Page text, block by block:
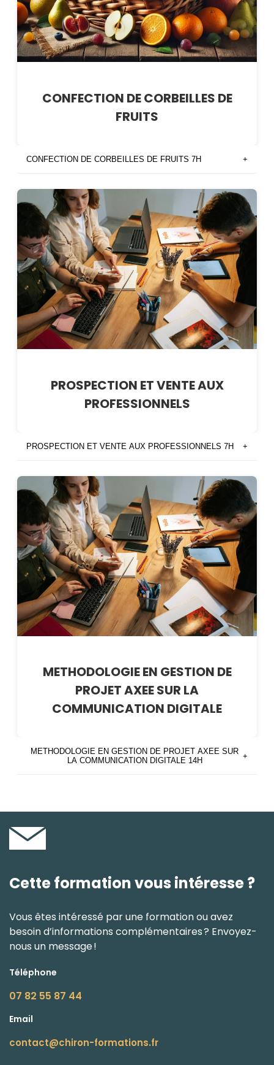
CONFECTION DE CORBEILLES DE
FRUITS
CONFECTION DE CORBEILLES DE FRUITS 7H +
PROSPECTION ET VENTE AUX
PROFESSIONNELS
PROSPECTION ET VENTE AUX PROFESSIONNELS 7H +
METHODOLOGIE EN GESTION DE
PROJET AXEE SUR LA
COMMUNICATION DIGITALE
METHODOLOGIE EN GESTION DE PROJET AXEE SUR
LA COMMUNICATION DIGITALE 14H
+
Cette formation vous intéresse ?
Vous êtes intéressé par une formation ou avez
besoin d’informations complémentaires ? Envoyez-
nous un message !
Téléphone
07 82 55 87 44
Email
contact@chiron-formations.fr